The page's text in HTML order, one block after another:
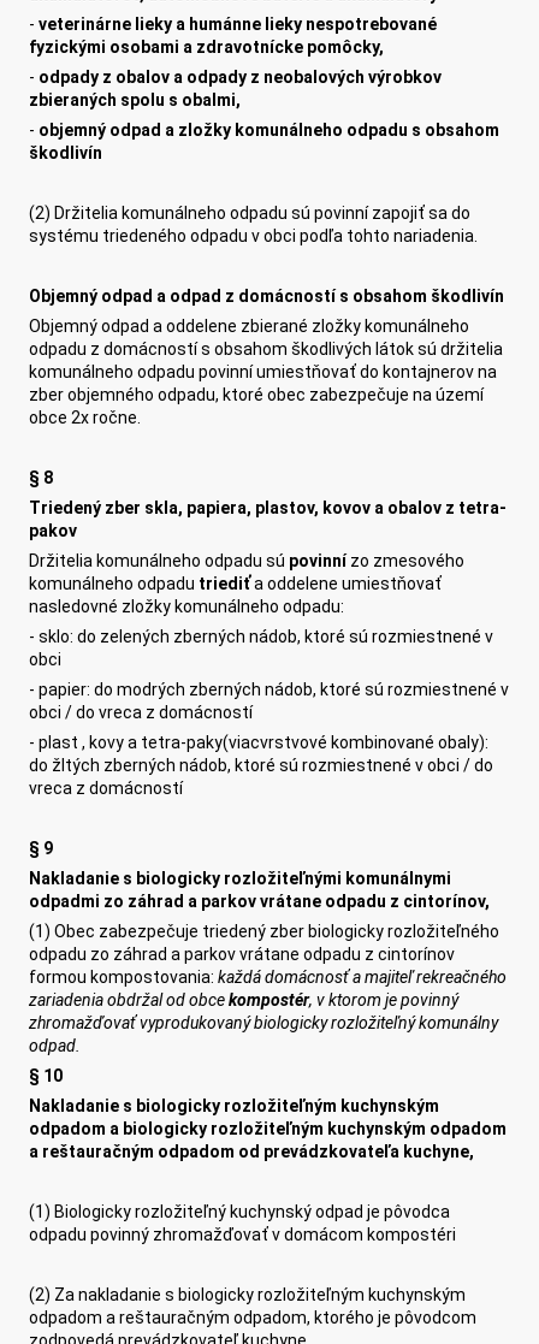
-veterinárne lieky a humánne lieky nespotrebované
fyzickými osobami a zdravotnícke pomôcky,
- odpady z obalov a odpady z neobalových výrobkov
zbieraných spolu s obalmi,
- objemný odpad a zložky komunálneho odpadu s obsahom
škodlivín
(2) Držitelia komunálneho odpadu sú povinní zapojiť sa do
systému triedeného odpadu v obci podľa tohto nariadenia.
Objemný odpad a odpad z domácností s obsahom škodlivín
Objemný odpad a oddelene zbierané zložky komunálneho
odpadu z domácností s obsahom škodlivých látok sú držitelia
komunálneho odpadu povinní umiestňovať do kontajnerov na
zber objemného odpadu, ktoré obec zabezpečuje na území
obce 2x ročne.
§ 8
Triedený zber skla, papiera, plastov, kovov a obalov z tetra-
pakov
Držitelia komunálneho odpadu sú povinnízo zmesového
komunálneho odpadu triediťa oddelene umiestňovať
nasledovné zložky komunálneho odpadu:
- sklo: do zelených zberných nádob, ktoré sú rozmiestnené v
obci
- papier: do modrých zberných nádob, ktoré sú rozmiestnené v
obci / do vreca z domácností
- plast , kovy a tetra-paky(viacvrstvové kombinované obaly):
do žltých zberných nádob, ktoré sú rozmiestnené v obci / do
vreca z domácností
§ 9
Nakladanie s biologicky rozložiteľnými komunálnymi
odpadmi zo záhrad a parkov vrátane odpadu z cintorínov,
(1) Obec zabezpečuje triedený zber biologicky rozložiteľného
odpadu zo záhrad a parkov vrátane odpadu z cintorínov
formou kompostovania: každá domácnosť a majiteľ rekreačného
zariadenia obdržal od obcekompostér, v ktoromje povinný
zhromažďovaťvyprodukovaný biologicky rozložiteľný komunálny
odpad.
§ 10
Nakladanie s biologicky rozložiteľným kuchynským
odpadom a biologicky rozložiteľným kuchynským odpadom
a reštauračným odpadom od prevádzkovateľa kuchyne,
(1) Biologicky rozložiteľný kuchynský odpad je pôvodca
odpadu povinný zhromažďovať v domácom kompostéri
(2) Za nakladanie s biologicky rozložiteľným kuchynským
odpadom a reštauračným odpadom, ktorého je pôvodcom